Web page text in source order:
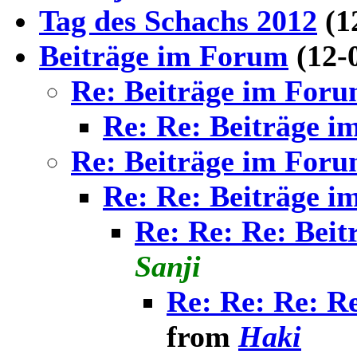
Tag des Schachs 2012
Beiträge im Forum
Re: Beiträge im
Re: Re: Beiträge
Re: Beiträge im
Re: Re: Beiträge
Re: Re: Re:
Sanji
Re: Re: Re:
from Haki